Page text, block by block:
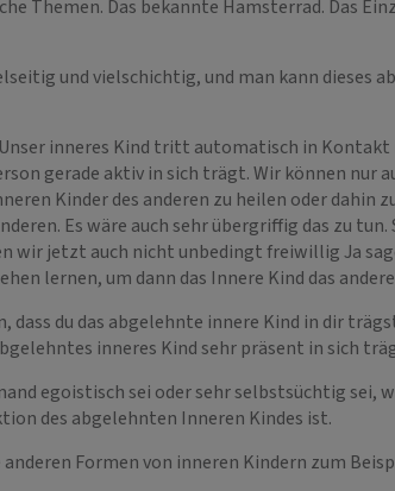
Themen. Das bekannte Hamsterrad. Das
und vielschichtig, und man kann dieses
inneres Kind tritt automatisch in Kontakt
gerade aktiv in sich trägt. Wir können nur
Kinder des anderen zu heilen oder
Es wäre auch sehr übergriffig das zu
wir jetzt auch nicht unbedingt freiwillig Ja
lernen, um dann das Innere Kind das
dass du das abgelehnte innere Kind in dir
inneres Kind sehr präsent in sich
egoistisch sei oder sehr selbstsüchtig
des abgelehnten Inneren Kindes ist.
Formen von inneren Kindern zum